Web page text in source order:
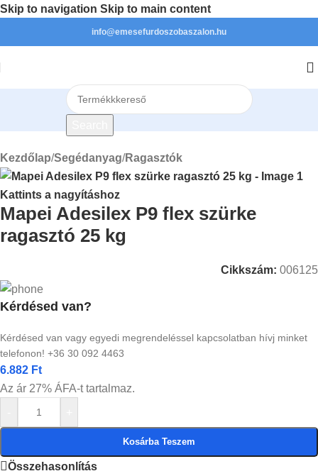
Skip to navigation Skip to main content
info@emesefurdoszobaszalon.hu
Kezdőlap/Segédanyag/Ragasztók
Kattints a nagyításhoz
Mapei Adesilex P9 flex szürke
ragasztó 25 kg
Cikkszám: 006125
Kérdésed van?
Kérdésed van vagy egyedi megrendeléssel kapcsolatban hívj minket
telefonon! +36 30 092 4463
6.882 Ft
Az ár 27% ÁFA-t tartalmaz.
Kosárba Teszem
Összehasonlítás